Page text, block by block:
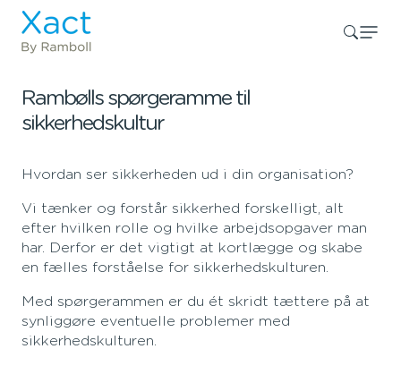
Rambølls spørgeramme til
sikkerhedskultur
Hvordan ser sikkerheden ud i din organisation?
Vi tænker og forstår sikkerhed forskelligt, alt
efter hvilken rolle og hvilke arbejdsopgaver man
har. Derfor er det vigtigt at kortlægge og skabe
en fælles forståelse for sikkerhedskulturen.
Med spørgerammen er du ét skridt tættere på at
synliggøre eventuelle problemer med
sikkerhedskulturen.